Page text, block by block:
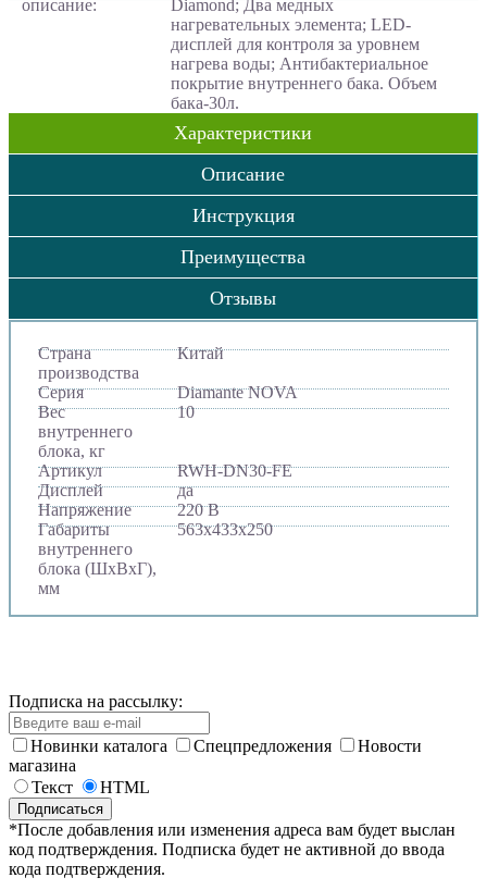
описание:
Diamond; Два медных
нагревательных элемента; LED-
дисплей для контроля за уровнем
нагрева воды; Антибактериальное
покрытие внутреннего бака. Объем
бака-30л.
Характеристики
Описание
Инструкция
Преимущества
Отзывы
Страна
производства
Китай
Серия
Diamante NOVA
Вес
внутреннего
блока, кг
10
Артикул
RWH-DN30-FE
Дисплей
да
Напряжение
220 В
Габариты
внутреннего
блока (ШхВхГ),
мм
563х433х250
Подписка на рассылку:
Новинки каталога Спецпредложения
Новости
магазина
Текст
HTML
*После добавления или изменения адреса вам будет выслан
код подтверждения. Подписка будет не активной до ввода
кода подтверждения.